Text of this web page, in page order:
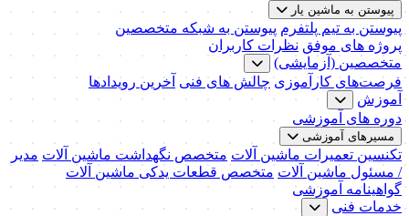
پیوستن به ماشین یار
پیوستن به تیم پلتفرم پیوستن به شبکه متخصصین
پروژه های موفق نظرات کاربران
متخصصین (آزمایشی)
فرصت‌های کارآموزی چالش های فنی آخرین رویدادها
آموزش
دوره های آموزشی
مسیرهای آموزشی
تکنسین تعمیرات ماشین آلات متخصص نگهداشت ماشین آلات مدیر
/ مسئول ماشین آلات متخصص قطعات یدکی ماشین آلات
گواهینامه آموزشی
خدمات فنی